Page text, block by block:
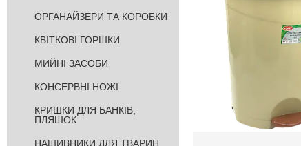
ОРГАНАЙЗЕРИ ТА КОРОБКИ
КВІТКОВІ ГОРШКИ
МИЙНІ ЗАСОБИ
КОНСЕРВНІ НОЖІ
КРИШКИ ДЛЯ БАНКІВ,
ПЛЯШОК
НАШИВНИКИ ДЛЯ ТВАРИН